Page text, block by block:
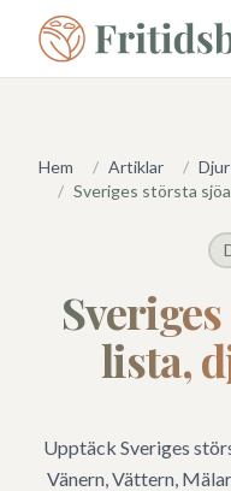
Hem / Artiklar /
/ Sveriges största
lista,
Upptäck Sveriges
Vänern, Vättern,